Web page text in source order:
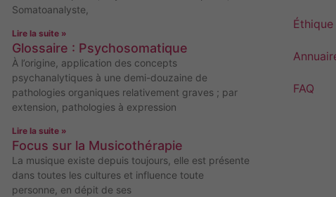
Somatoanalyste,
Lire la suite »
Glossaire : Psychosomatique
À l’origine, application des concepts
psychanalytiques à une demi-douzaine de
pathologies organiques relativement graves ; par
extension, pathologies à expression
Lire la suite »
Focus sur la Musicothérapie
La musique existe depuis toujours, elle est présente
dans toutes les cultures et influence toute
personne, en dépit de ses
FAQ